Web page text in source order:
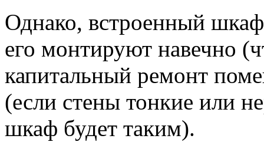
Однако, встроенный
его монтируют навечно
капитальный ремонт
(если стены тонкие или
шкаф будет таким).